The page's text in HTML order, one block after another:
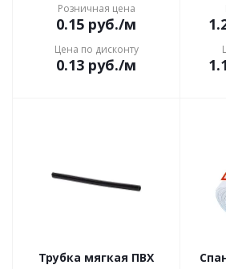
Розничная цена
0.15 руб./м
Цена по дисконту
0.13 руб./м
Трубка мягкая ПВХ